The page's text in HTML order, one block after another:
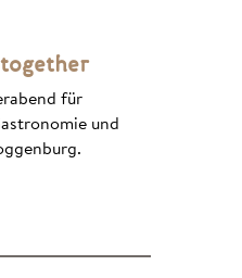
für
und